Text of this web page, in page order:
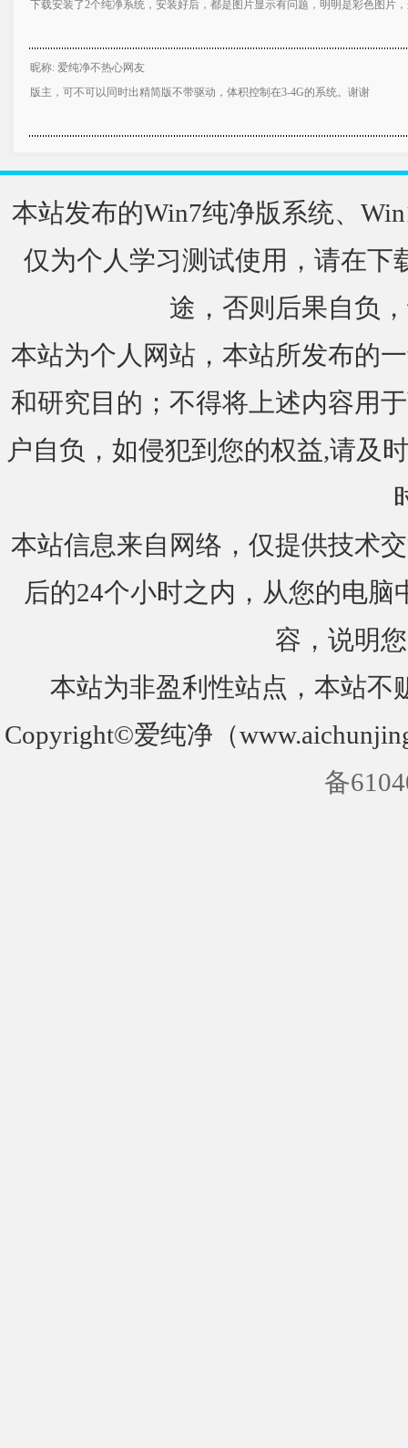
下载安装了2个纯净系统，安装好后，都是图片显示有问题，明明是彩色图片
昵称: 爱纯净不热心网友
版主，可不可以同时出精简版不带驱动，体积控制在3-4G的系统。谢谢
本站发布的Win7纯净版系统、
仅为个人学习测试使用，请在下
途，否则后果自负
本站为个人网站，本站所发布的
和研究目的；不得将上述内容用
户自负，如侵犯到您的权益,请及
本站信息来自网络，仅提供技术
后的24个小时之内，从您的电
容，说明
本站为非盈利性站点，本站不
Copyright©爱纯净（
备